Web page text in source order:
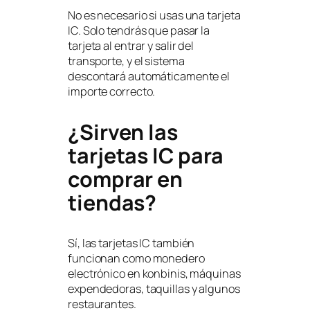
No es necesario si usas una tarjeta
IC. Solo tendrás que pasar la
tarjeta al entrar y salir del
transporte, y el sistema
descontará automáticamente el
importe correcto.
¿Sirven las
tarjetas IC para
comprar en
tiendas?
Sí, las tarjetas IC también
funcionan como monedero
electrónico en konbinis, máquinas
expendedoras, taquillas y algunos
restaurantes.